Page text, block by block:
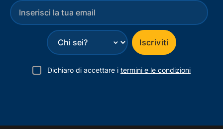
⌄ Iscriviti
Dichiaro di accettare i termini e le condizioni